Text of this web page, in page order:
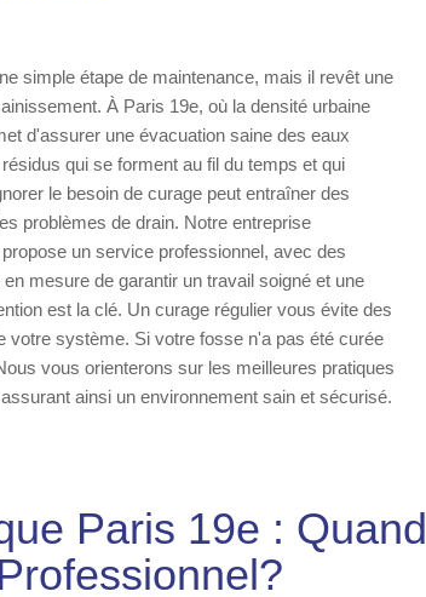
simple étape de maintenance, mais il revêt une
À Paris 19e, où la densité urbaine
d'assurer une évacuation saine des eaux
qui se forment au fil du temps et qui
le besoin de curage peut entraîner des
problèmes de drain. Notre entreprise
un service professionnel, avec des
mesure de garantir un travail soigné et une
est la clé. Un curage régulier vous évite des
votre système. Si votre fosse n'a pas été curée
vous orienterons sur les meilleures pratiques
ainsi un environnement sain et sécurisé.
Paris 19e : Quand